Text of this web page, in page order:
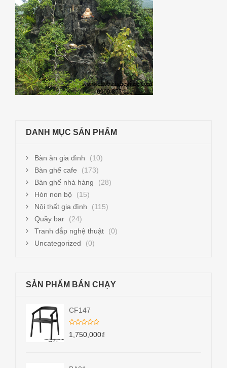
2
DANH MỤC SẢN PHẨM
Bàn ăn gia đình
(10)
Bàn ghế cafe
(173)
Bàn ghế nhà hàng
(28)
Hòn non bộ
(15)
Nội thất gia đình
(115)
Quầy bar
(24)
Tranh đắp nghệ thuật
(0)
Uncategorized
(0)
SẢN PHẨM BÁN CHẠY
CF147
1,750,000₫